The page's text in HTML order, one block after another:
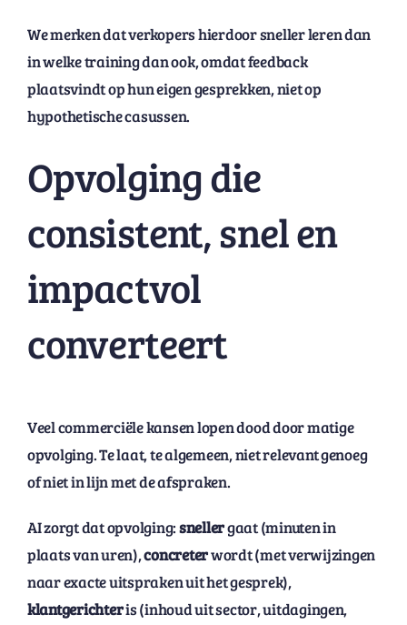
We merken dat verkopers hierdoor sneller leren dan
in welke training dan ook, omdat feedback
plaatsvindt op hun eigen gesprekken, niet op
hypothetische casussen.
Opvolging die
consistent, snel en
impactvol
converteert
Veel commerciële kansen lopen dood door matige
opvolging. Te laat, te algemeen, niet relevant genoeg
of niet in lijn met de afspraken.
AI zorgt dat opvolging:snellergaat (minuten in
plaats van uren),concreterwordt (met verwijzingen
naar exacte uitspraken uit het gesprek),
klantgerichteris (inhoud uit sector, uitdagingen,